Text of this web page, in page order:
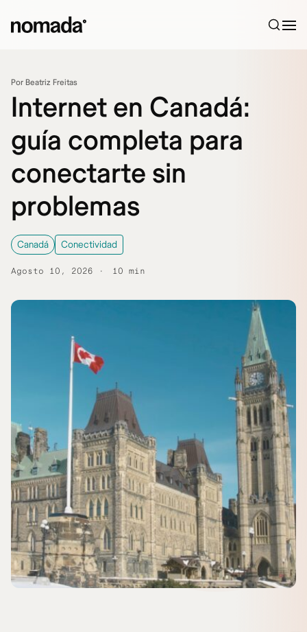
Por Beatriz Freitas
Internet en Canadá:
guía completa para
conectarte sin
problemas
Canadá Conectividad
Agosto 10, 2026 10 min